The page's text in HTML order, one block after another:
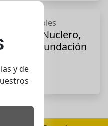
y de
simples
de Nuclero,
de fecundación